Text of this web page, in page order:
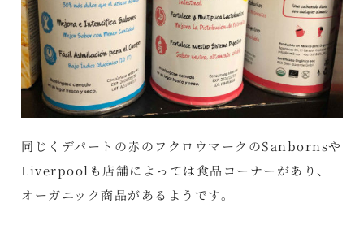
同じくデパートの赤のフクロウマークのSanbornsや
Liverpoolも店舗によっては食品コーナーがあり、
オーガニック商品があるようです。